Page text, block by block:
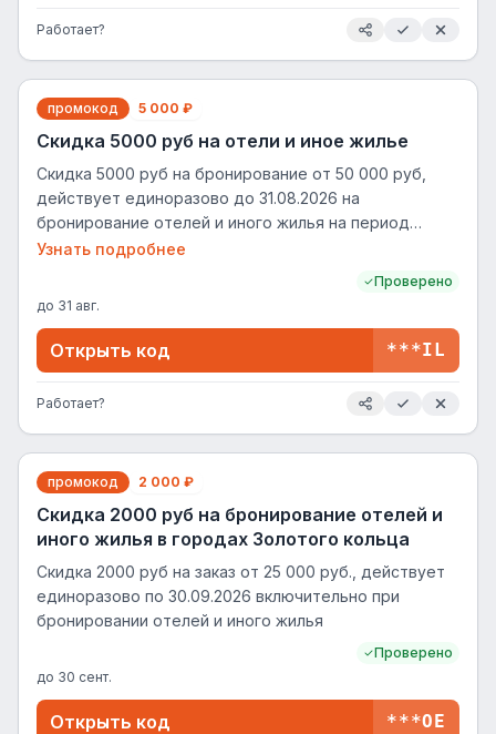
Работает?
промокод 5 000 ₽
Скидка 5000 руб на отели и иное жилье
Скидка 5000 руб на бронирование от 50 000 руб,
действует единоразово до 31.08.2026 на
бронирование отелей и иного жилья на период
проживания до 31.08.2026
Узнать подробнее
Проверено
до 31 авг.
Открыть код ***IL
Работает?
промокод 2 000 ₽
Скидка 2000 руб на бронирование отелей и
иного жилья в городах Золотого кольца
Cкидка 2000 руб на заказ от 25 000 руб., действует
единоразово по 30.09.2026 включительно при
бронировании отелей и иного жилья
Проверено
до 30 сент.
Открыть код ***OE